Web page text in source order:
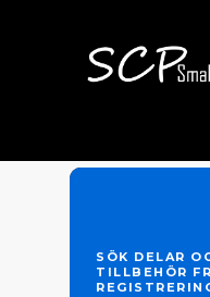
SÖK DELAR
TILLBEHÖR